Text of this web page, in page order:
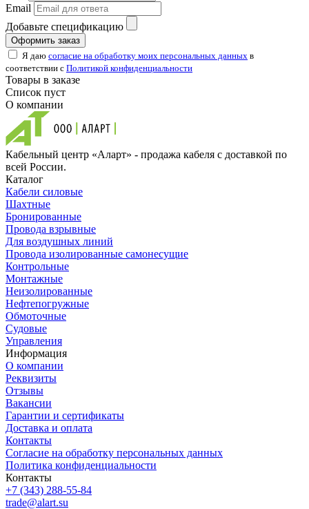
Email
Добавьте спецификацию
Оформить заказ
Я даю согласие на обработку моих персональных данных в
соответствии с Политикой конфиденциальности
Товары в заказе
Список пуст
О компании
Кабельный центр «Аларт» - продажа кабеля с доставкой по
всей России.
Каталог
Кабели силовые
Шахтные
Бронированные
Провода взрывные
Для воздушных линий
Провода изолированные самонесущие
Контрольные
Монтажные
Неизолированные
Нефтепогружные
Обмоточные
Судовые
Управления
Информация
О компании
Реквизиты
Отзывы
Вакансии
Гарантии и сертификаты
Доставка и оплата
Контакты
Согласие на обработку персональных данных
Политика конфиденциальности
Контакты
+7 (343) 288-55-84
trade@alart.su